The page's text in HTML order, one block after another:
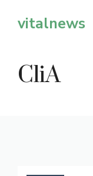
Inhaltvitalnews
CliA